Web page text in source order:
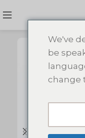
We've
be
change